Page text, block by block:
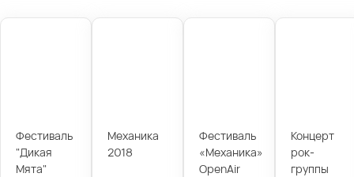
Фестиваль
"Дикая
Мята"
Механика
2018
Фестиваль
«Механика»
OpenAir
Концерт
рок-
группы